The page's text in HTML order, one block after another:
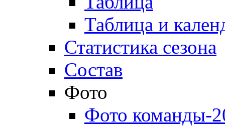
Таблица и
Статистика сезона
Состав
Фото
Фото команды-